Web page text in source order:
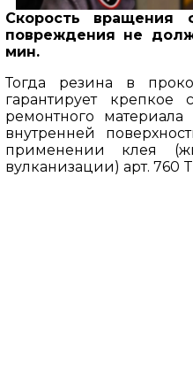
Скорость вращения
повреждения не
мин.
Тогда резина в
гарантирует крепкое
ремонтного
внутренней
применении клея
вулканизации) арт. 760